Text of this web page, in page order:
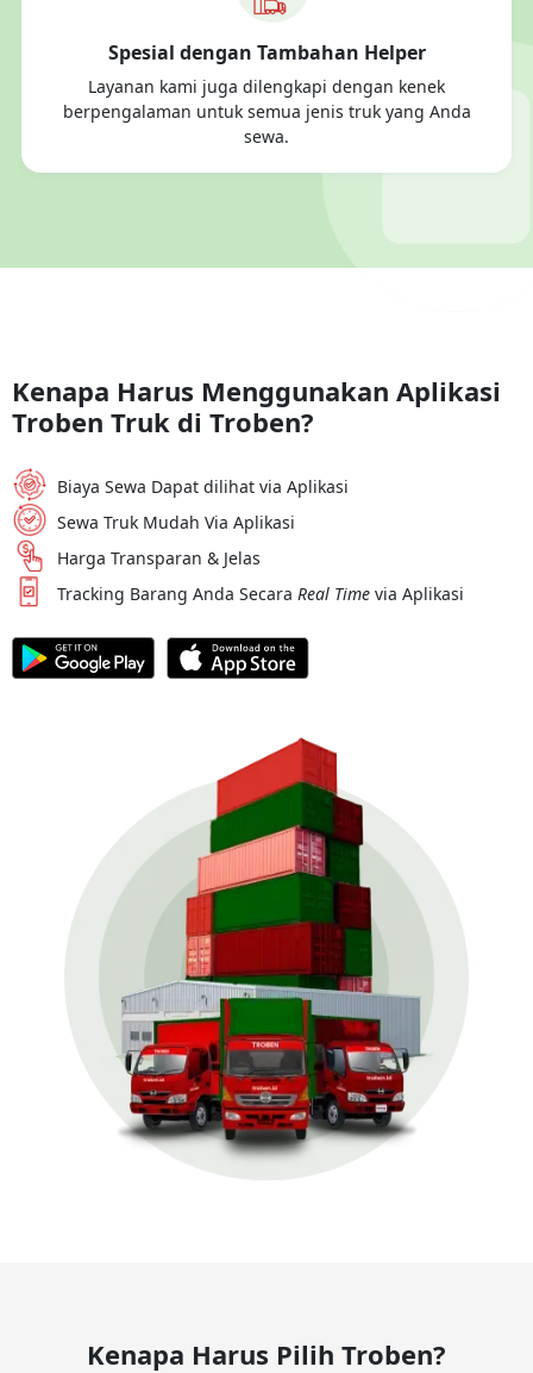
Spesial dengan Tambahan Helper
Layanan kami juga dilengkapi dengan kenek
berpengalaman untuk semua jenis truk yang Anda
sewa.
Kenapa Harus Menggunakan Aplikasi
Troben Truk di Troben?
Biaya Sewa Dapat dilihat via Aplikasi
Sewa Truk Mudah Via Aplikasi
Harga Transparan & Jelas
Tracking Barang Anda Secara Real Time via Aplikasi
Kenapa Harus Pilih Troben?